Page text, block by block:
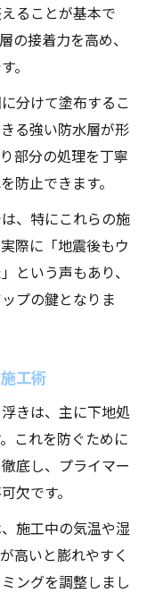
ることが基本で
の接着力を高め、
。
分けて塗布するこ
る強い防水層が形
部分の処理を丁寧
防止できます。
、特にこれらの施
際に「地震後もウ
という声もあり、
プの鍵となりま
工術
きは、主に下地処
これを防ぐために
底し、プライマー
欠です。
施工中の気温や湿
高いと膨れやすく
ングを調整しまし